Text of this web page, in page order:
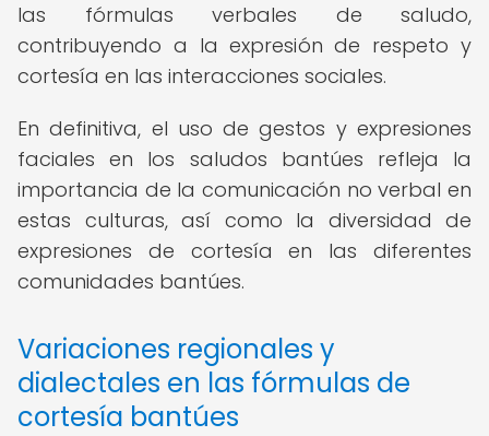
las fórmulas verbales de saludo,
contribuyendo a la expresión de respeto y
cortesía en las interacciones sociales.
En definitiva, el uso de gestos y expresiones
faciales en los saludos bantúes refleja la
importancia de la comunicación no verbal en
estas culturas, así como la diversidad de
expresiones de cortesía en las diferentes
comunidades bantúes.
Variaciones regionales y
dialectales en las fórmulas de
cortesía bantúes